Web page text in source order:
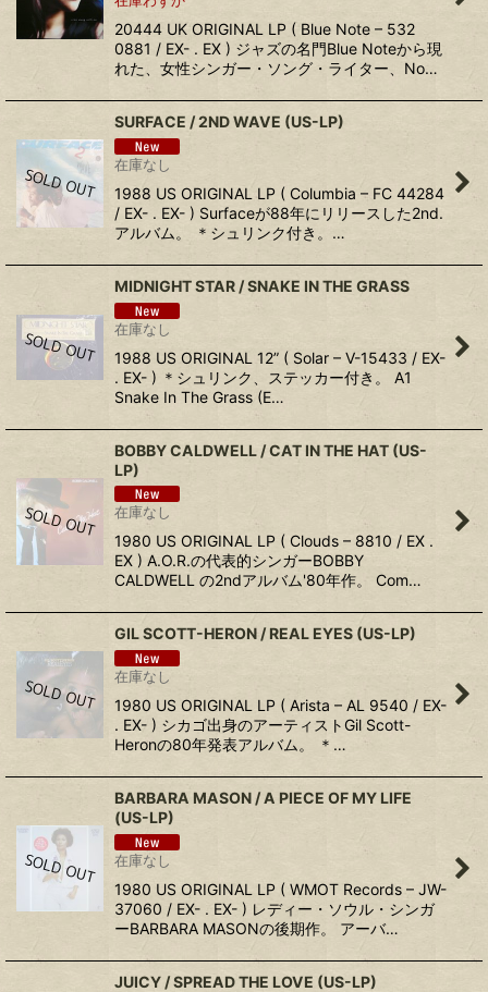
20444 UK ORIGINAL LP ( Blue Note ‎– 532
0881 / EX- . EX ) ジャズの名門Blue Noteから現
れた、女性シンガー・ソング・ライター、No…
SURFACE ‎/ 2ND WAVE (US-LP)
在庫なし
1988 US ORIGINAL LP ( Columbia ‎– FC 44284
/ EX- . EX- ) Surfaceが88年にリリースした2nd.
アルバム。 ＊シュリンク付き。…
MIDNIGHT STAR ‎/ SNAKE IN THE GRASS
在庫なし
1988 US ORIGINAL 12” ( Solar ‎– V-15433 / EX-
. EX- ) ＊シュリンク、ステッカー付き。 A1
Snake In The Grass (E…
BOBBY CALDWELL ‎/ CAT IN THE HAT (US-
LP)
在庫なし
1980 US ORIGINAL LP ( Clouds ‎– 8810 / EX .
EX ) A.O.R.の代表的シンガーBOBBY
CALDWELL の2ndアルバム'80年作。 Com…
GIL SCOTT-HERON ‎/ REAL EYES (US-LP)
在庫なし
1980 US ORIGINAL LP ( Arista ‎– AL 9540 / EX-
. EX- ) シカゴ出身のアーティストGil Scott-
Heronの80年発表アルバム。 ＊…
BARBARA MASON ‎/ A PIECE OF MY LIFE
(US-LP)
在庫なし
1980 US ORIGINAL LP ( WMOT Records ‎– JW-
37060 / EX- . EX- ) レディー・ソウル・シンガ
ーBARBARA MASONの後期作。 アーバ…
JUICY ‎/ SPREAD THE LOVE (US-LP)